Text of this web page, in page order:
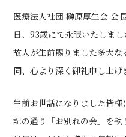
医療法人社団 榊原厚生会 会
日、93歳にて永眠いたしまし
故人が生前賜りました多大
同、心より深く御礼申し上げ
生前お世話になりました皆
記の通り「お別れの会」を執